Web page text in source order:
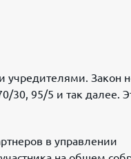
учредителями. Закон
30, 95/5 и так далее.
в управлении